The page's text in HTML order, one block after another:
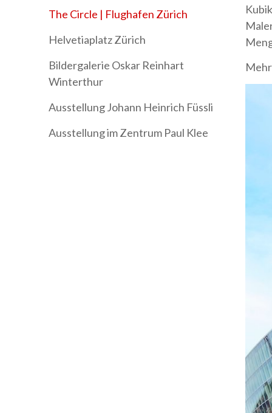
The Circle | Flughafen Zürich
Helvetiaplatz Zürich
Bildergalerie Oskar Reinhart
Winterthur
Ausstellung Johann Heinrich Füssli
Ausstellung im Zentrum Paul Klee